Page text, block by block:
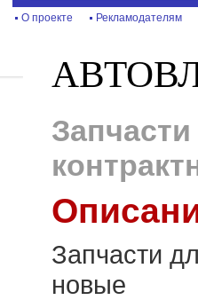
О проекте Рекламодателям
Запчасти
новые